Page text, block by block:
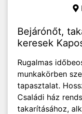
Bejárónőt,
keresek
Rugalmas
munkakörben
tapasztalat.
Családi ház
takarításához,